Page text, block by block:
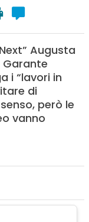
Augusta
Garante
i “lavori in
di
però le
vanno